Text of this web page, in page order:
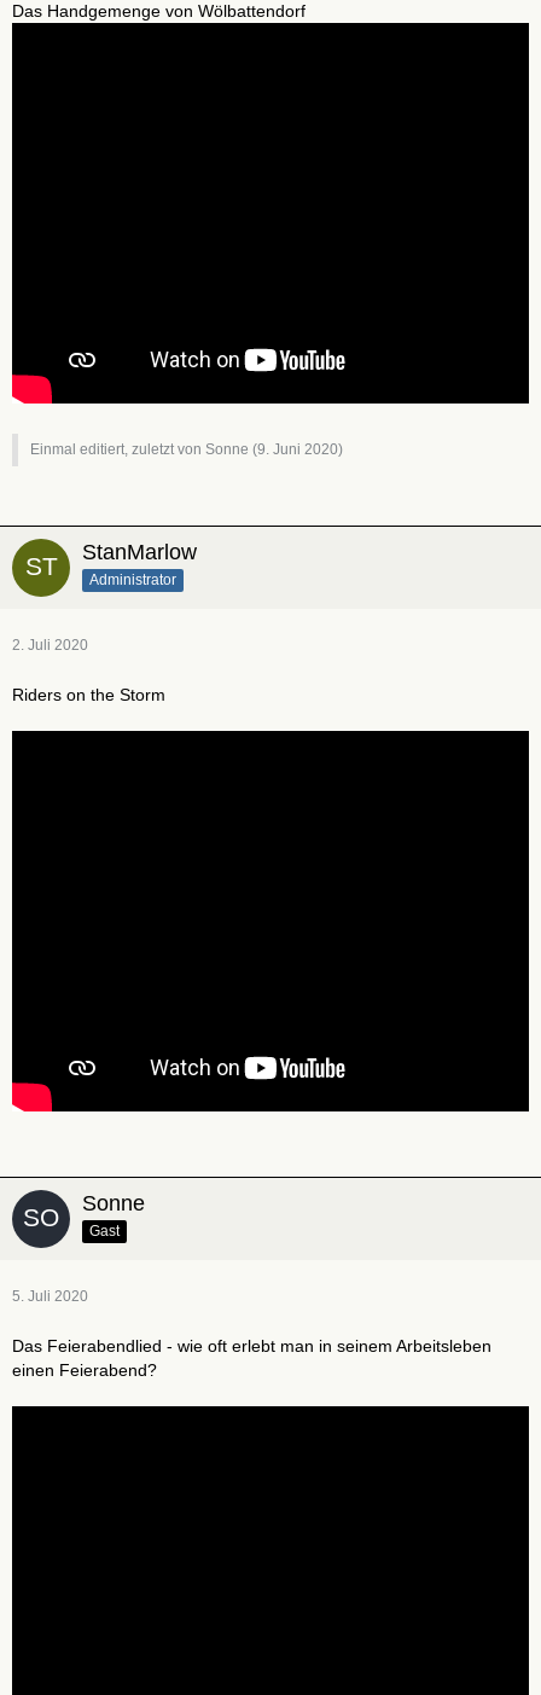
Das Handgemenge von Wölbattendorf
Einmal editiert, zuletzt von Sonne (9. Juni 2020)
StanMarlow
Administrator
2. Juli 2020
Riders on the Storm
Sonne
Gast
5. Juli 2020
Das Feierabendlied - wie oft erlebt man in seinem Arbeitsleben
einen Feierabend?